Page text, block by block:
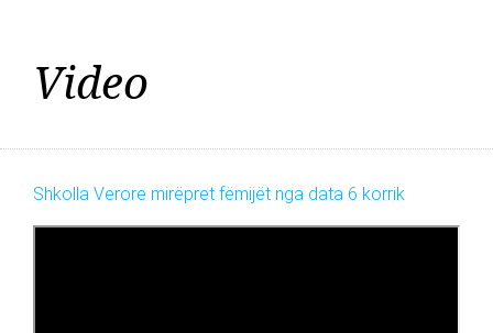
Video
Shkolla Verore mirëpret fëmijët nga data 6 korrik